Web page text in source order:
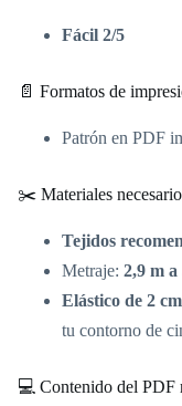
Fácil 2/5
📄 Formatos de
Patrón en PDF
✂️ Materiales
Tejidos
Metraje: 2,9 m a
Elástico de 2
tu contorno de
💻 Contenido del PDF